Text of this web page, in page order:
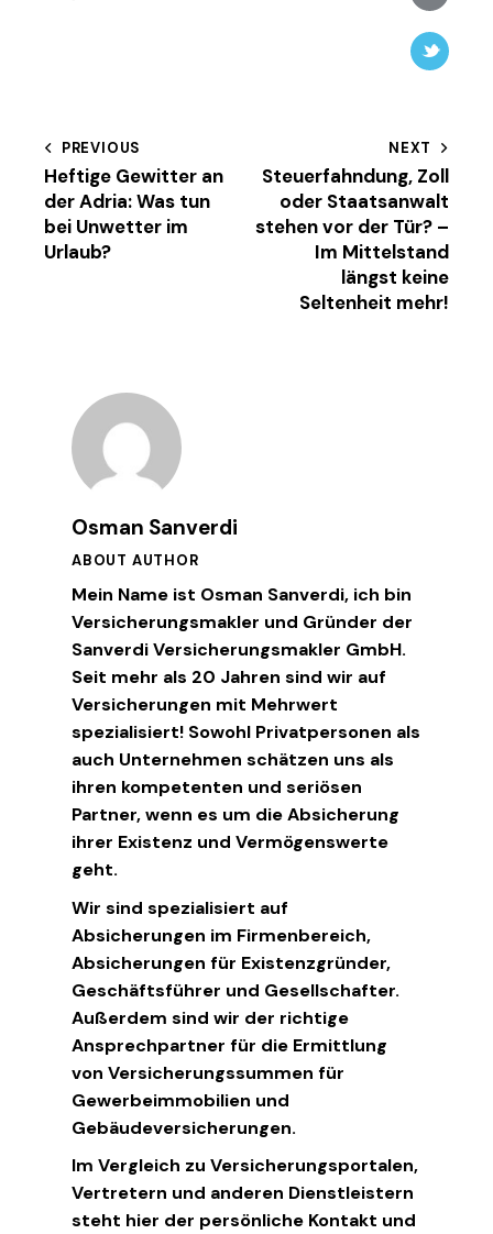
email
Twitter-
Beitragsnavigation
PREVIOUS
Heftige Gewitter an
der Adria: Was tun
bei Unwetter im
Urlaub?
NEXT
Steuerfahndung, Zoll
oder Staatsanwalt
stehen vor der Tür? –
Im Mittelstand
längst keine
Seltenheit mehr!
Osman Sanverdi
ABOUT AUTHOR
Mein Name ist Osman Sanverdi, ich bin
Versicherungsmakler und Gründer der
Sanverdi Versicherungsmakler GmbH.
Seit mehr als 20 Jahren sind wir auf
Versicherungen mit Mehrwert
spezialisiert! Sowohl Privatpersonen als
auch Unternehmen schätzen uns als
ihren kompetenten und seriösen
Partner, wenn es um die Absicherung
ihrer Existenz und Vermögenswerte
geht.
Wir sind spezialisiert auf
Absicherungen im Firmenbereich,
Absicherungen für Existenzgründer,
Geschäftsführer und Gesellschafter.
Außerdem sind wir der richtige
Ansprechpartner für die Ermittlung
von Versicherungssummen für
Gewerbeimmobilien und
Gebäudeversicherungen.
Im Vergleich zu Versicherungsportalen,
Vertretern und anderen Dienstleistern
steht hier der persönliche Kontakt und